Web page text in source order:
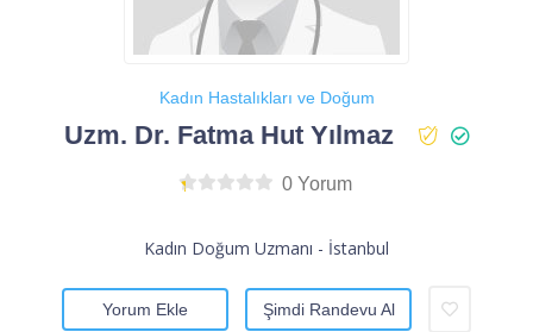
Kadın Hastalıkları ve Doğum
Uzm. Dr. Fatma Hut Yılmaz
0 Yorum
Kadın Doğum Uzmanı - İstanbul
Yorum Ekle Şimdi Randevu Al